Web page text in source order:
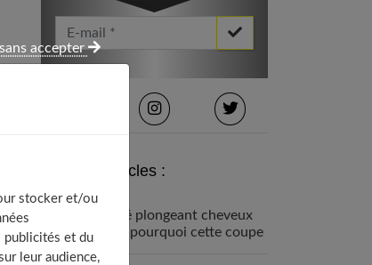
Votre Email *
Derniers articles :
Carré plongeant cheveux
fins : pourquoi cette coupe
stocker et/ou
publicités et du
leur audience,
accepter